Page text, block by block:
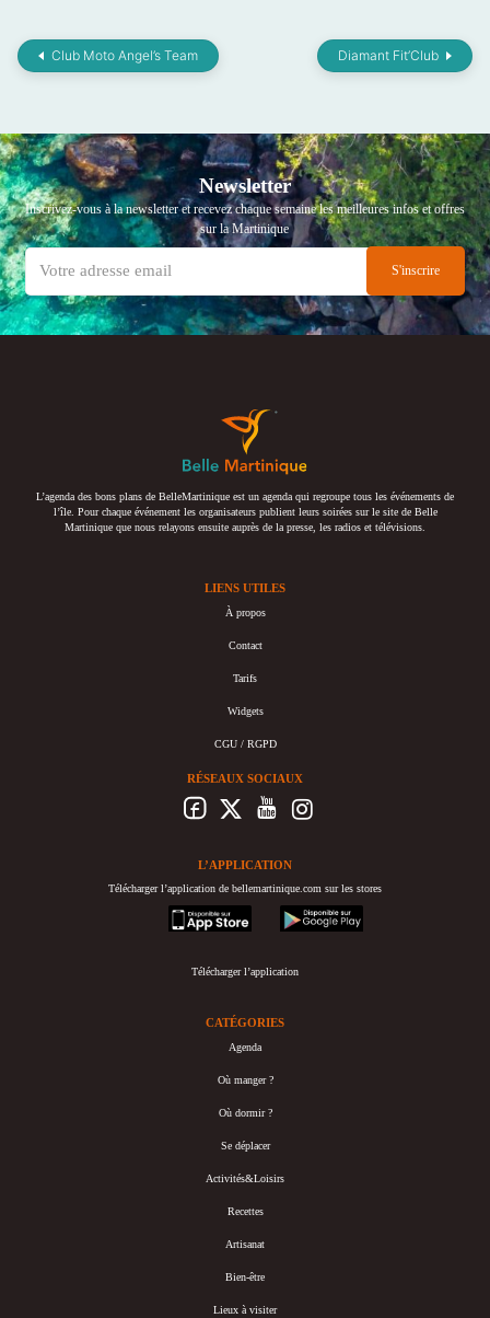
Club Moto Angel’s Team Diamant Fit’Club
Newsletter
Inscrivez-vous à la newsletter et recevez chaque semaine les meilleures infos et offres
sur la Martinique
L’agenda des bons plans de BelleMartinique est un agenda qui regroupe tous les événements de
l’île. Pour chaque événement les organisateurs publient leurs soirées sur le site de Belle
Martinique que nous relayons ensuite auprès de la presse, les radios et télévisions.
LIENS UTILES
À propos
Contact
Tarifs
Widgets
CGU / RGPD
RÉSEAUX SOCIAUX
L’APPLICATION
Télécharger l’application de bellemartinique.com sur les stores
appstore
googleplay
Télécharger l’application
CATÉGORIES
Agenda
Où manger ?
Où dormir ?
Se déplacer
Activités&Loisirs
Recettes
Artisanat
Bien-être
Lieux à visiter